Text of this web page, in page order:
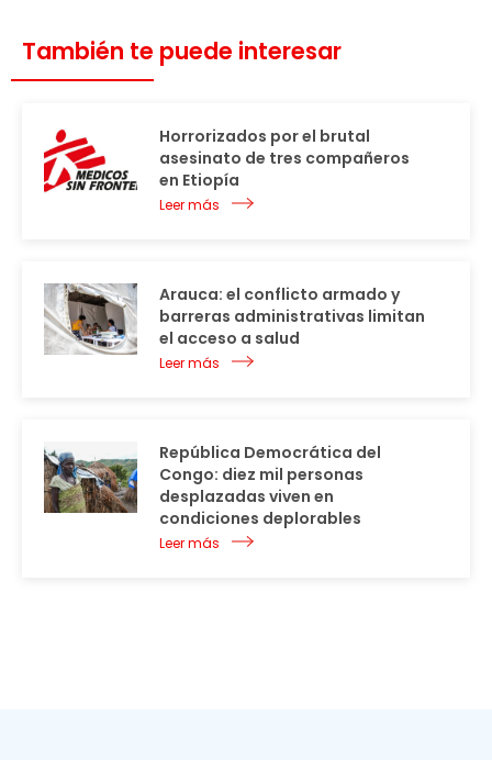
También te puede interesar
Horrorizados por el brutal
asesinato de tres compañeros
en Etiopía
Leer más
Arauca: el conflicto armado y
barreras administrativas limitan
el acceso a salud
Leer más
República Democrática del
Congo: diez mil personas
desplazadas viven en
condiciones deplorables
Leer más